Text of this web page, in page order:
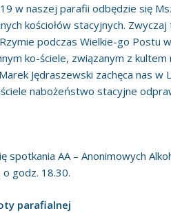
w naszej parafii odbędzie się
kościołów stacyjnych.
podczas Wielkie-go Postu
ko-ściele, związanym z
Jędraszewski zachęca nas
nabożeństwo stacyjne
spotkania AA – Anonimowych
godz. 18.30.
parafialnej